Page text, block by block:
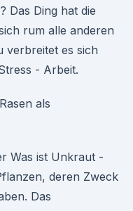
Das Ding hat die
rum alle anderen
verbreitet es sich
- Arbeit.
als
Was ist Unkraut -
deren Zweck
Das